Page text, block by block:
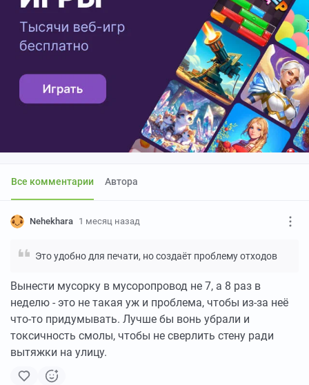
Все комментарии Автора
Nehekhara 1 месяц назад
Это удобно для печати, но создаёт проблему отходов
Вынести мусорку в мусоропровод не 7, а 8 раз в
неделю - это не такая уж и проблема, чтобы из-за неё
что-то придумывать. Лучше бы вонь убрали и
токсичность смолы, чтобы не сверлить стену ради
вытяжки на улицу.